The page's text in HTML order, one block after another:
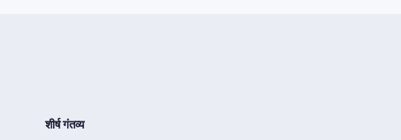
शीर्ष गंतव्य